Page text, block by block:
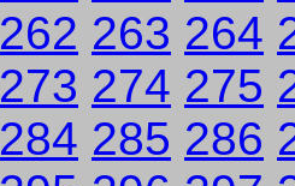
262 263 264
273 274 275
284 285 286